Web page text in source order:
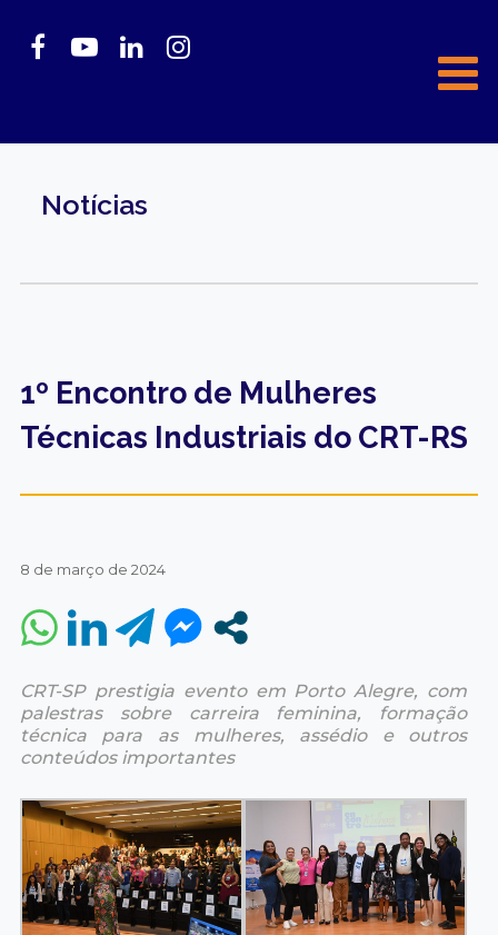
Notícias
1º Encontro de Mulheres
Técnicas Industriais do CRT-RS
8 de março de 2024
CRT-SP prestigia evento em Porto Alegre, com
palestras sobre carreira feminina, formação
técnica para as mulheres, assédio e outros
conteúdos importantes